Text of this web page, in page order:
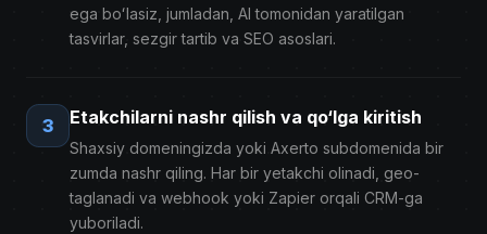
ega boʻlasiz, jumladan, AI tomonidan yaratilgan
tasvirlar, sezgir tartib va ​​SEO asoslari.
3 Etakchilarni nashr qilish va qo‘lga kiritish
Shaxsiy domeningizda yoki Axerto subdomenida bir
zumda nashr qiling. Har bir yetakchi olinadi, geo-
taglanadi va webhook yoki Zapier orqali CRM-ga
yuboriladi.